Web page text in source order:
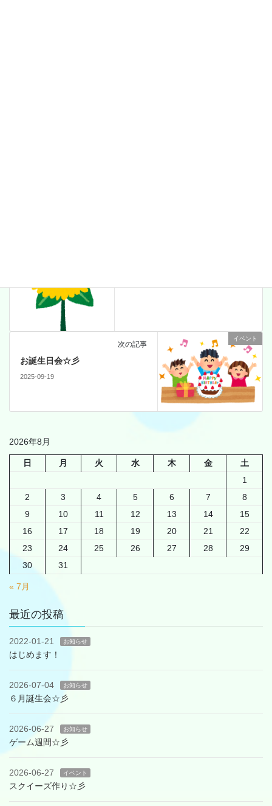
イベント
次の記事
お誕生日会☆彡
2025-09-19
2026年8月
日 月 火 水 木 金
土
1
2
3 4 5 6 7
8
9
10 11 12 13 14
15
16
17 18 19 20 21
22
23
24 25 26 27 28
29
30
31
« 7月
最近の投稿
2022-01-21 お知らせ
はじめます！
2026-07-04 お知らせ
６月誕生会☆彡
2026-06-27 お知らせ
ゲーム週間☆彡
2026-06-27 イベント
スクイーズ作り☆彡